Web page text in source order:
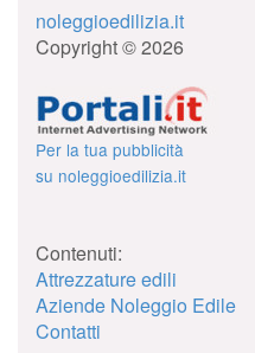
noleggioedilizia.it
Copyright © 2026
Per la tua pubblicità
su noleggioedilizia.it
Contenuti:
Attrezzature edili
Aziende Noleggio Edile
Contatti